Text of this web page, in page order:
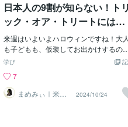
猫を見た行為について話したければI look
ed at the cat across the street. （道の向
こうの猫に目を向けた）の方が自然です
ね。see は「経験する」という意味にも
広がります。 See you tomorrow! （ま
明日会おう） ここでの see は 「体験す
や変化を追って見る I watched a movie. I
watched a baseball game yesterday. 映
画・スポーツ・テレビなど 動きがある
日本人の9割が知らない！トリ
ック・オア・トリートには続
きがあった？！
来週はいよいよハロウィンですね！大人
も子どもも、仮装してお出かけするの
非日常的でワクワクしますよね♪さて、
ているのが……trick-or-treat（トリック・
オア・トリート）子ども向けハロウィ
イベントで、「トリック・オア・トリ
学び
7
まめみぃ｜米在
住歴12年の英語
2024/10/24